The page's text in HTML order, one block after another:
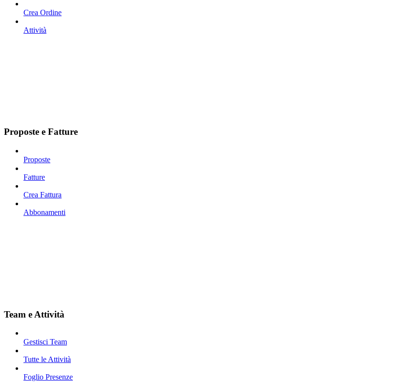
Crea Ordine
Attività
Proposte e Fatture
Proposte
Fatture
Crea Fattura
Abbonamenti
Team e Attività
Gestisci Team
Tutte le Attività
Foglio Presenze